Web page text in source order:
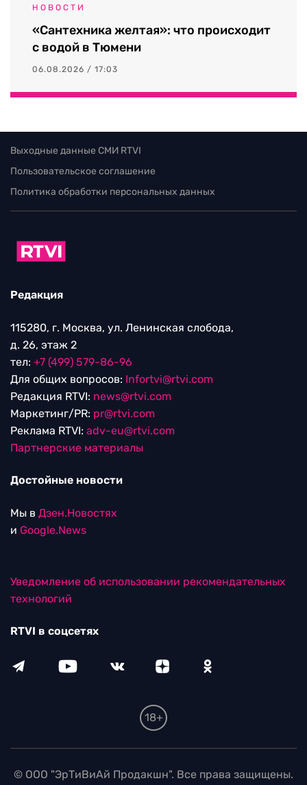
НОВОСТИ
«Сантехника желтая»: что происходит
с водой в Тюмени
06.08.2026 / 17:03
Выходные данные СМИ RTVI
Пользовательское соглашение
Политика обработки персональных данных
Редакция
115280, г. Москва, ул. Ленинская слобода,
д. 26, этаж 2
тел: +7 (499) 579-86-96
Для общих вопросов: Infortvi@rtvi.com
Редакция RTVI: news@rtvi.com
Маркетинг/PR: pr@rtvi.com
Реклама RTVI: adv-eu@rtvi.com
Партнерские материалы
Достойные новости
Мы в Дзен.Новостях
и Google.News
Уведомление об использовании рекомендательных
технологий
RTVI в соцсетях
18+
© ООО "ЭрТиВиАй Продакшн". Все права защищены.